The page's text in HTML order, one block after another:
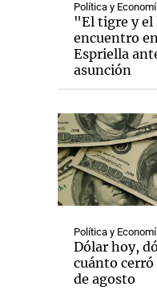
Política y
"El tigre y
encuentro
Espriella
asunción
Política y
Dólar hoy,
cuánto cerró
de agosto